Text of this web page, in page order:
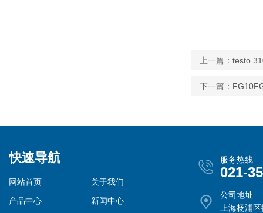
上一篇： testo
下一篇：
快速导航
网站首页
关于我们
产品中心
新闻中心
服务热线
021-
公司地址
上海杨浦